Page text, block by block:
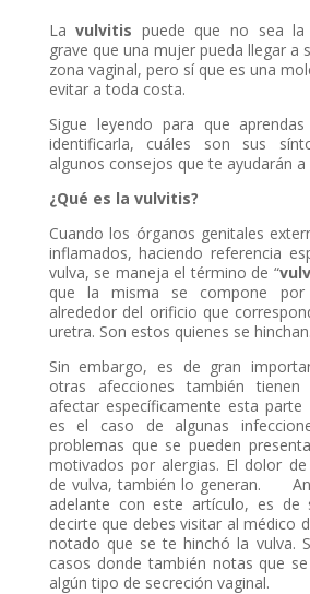
Lavulvitis puede que no sea la
grave que una mujer pueda llegar a
zona vaginal, pero sí que es una
evitar a toda costa.
Sigue leyendo para que
identificarla, cuáles son sus
algunos consejos que te ayudarán a
¿Qué es la vulvitis?
Cuando los órganos genitales
inflamados, haciendo referencia
vulva, se maneja el término de “
que la misma se compone por
alrededor del orificio que
uretra. Son estos quienes se hinchan.
Sin embargo, es de gran
otras afecciones también
afectar específicamente esta parte
es el caso de algunas
problemas que se pueden
motivados por alergias. El dolor
de vulva, también lo generan.
adelante con este artículo, es de
decirte que debes visitar al médico
notado que se te hinchó la vulva.
casos donde también notas que
algún tipo de secreción vaginal.